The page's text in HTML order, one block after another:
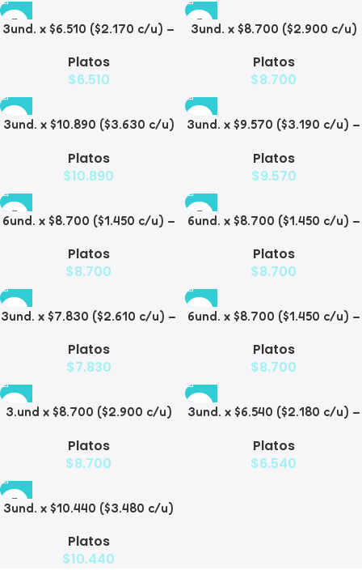
3und. x $6.510 ($2.170 c/u) –
Mascotas
Platos
$6.510
3und. x $8.700 ($2.900 c/u)
para Mascotas
Platos
$8.700
3und. x $10.890 ($3.630 c/u)
para Mascotas
Platos
$10.890
3und. x $9.570 ($3.190 c/u) –
Mascotas
Platos
$9.570
6und. x $8.700 ($1.450 c/u) –
Platos
$8.700
6und. x $8.700 ($1.450 c/u) –
Floral
Platos
$8.700
3und. x $7.830 ($2.610 c/u) –
Mascotas
Platos
$7.830
6und. x $8.700 ($1.450 c/u) –
Mascotas
Platos
$8.700
3.und x $8.700 ($2.900 c/u)
Mascotas
Platos
$8.700
3und. x $6.540 ($2.180 c/u) –
Mascotas con Diseño
Decorativo
Platos
$6.540
3und. x $10.440 ($3.480 c/u)
Mascotas con Bowl de Acero
Platos
$10.440